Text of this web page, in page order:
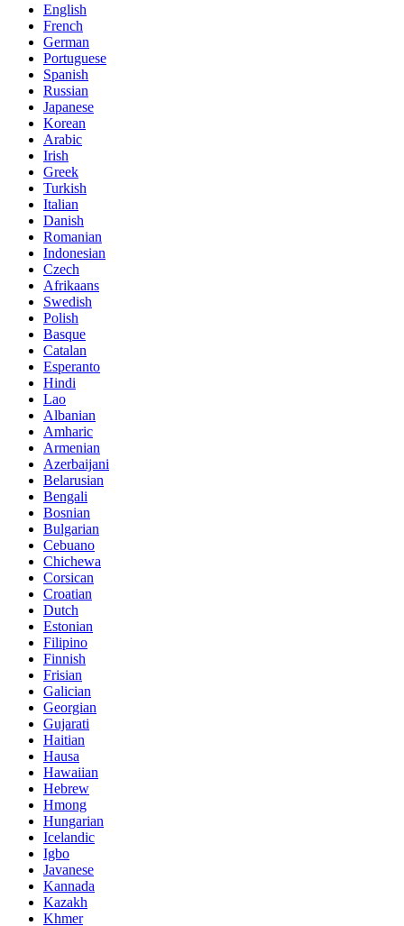
English
French
German
Portuguese
Spanish
Russian
Japanese
Korean
Arabic
Irish
Greek
Turkish
Italian
Danish
Romanian
Indonesian
Czech
Afrikaans
Swedish
Polish
Basque
Catalan
Esperanto
Hindi
Lao
Albanian
Amharic
Armenian
Azerbaijani
Belarusian
Bengali
Bosnian
Bulgarian
Cebuano
Chichewa
Corsican
Croatian
Dutch
Estonian
Filipino
Finnish
Frisian
Galician
Georgian
Gujarati
Haitian
Hausa
Hawaiian
Hebrew
Hmong
Hungarian
Icelandic
Igbo
Javanese
Kannada
Kazakh
Khmer